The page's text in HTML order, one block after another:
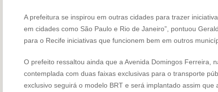
A prefeitura se inspirou em outras cidades para trazer
em cidades como São Paulo e Rio de Janeiro”, pontuou
para o Recife iniciativas que funcionem bem em outros
O prefeito ressaltou ainda que a Avenida Domingos Ferreira,
contemplada com duas faixas exclusivas para o transporte
exclusivo seguirá o modelo BRT e será implantado assim que